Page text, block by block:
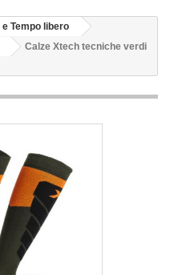
Tempo libero
Calze Xtech tecniche verdi